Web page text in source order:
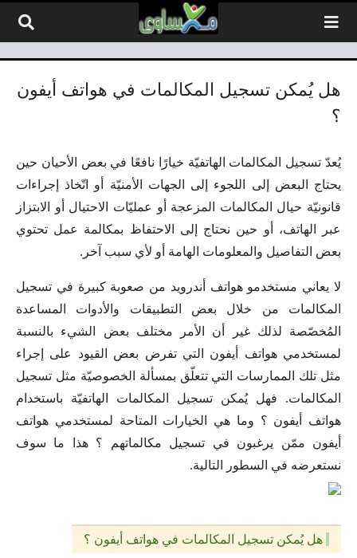
هل يُمكن تسجيل المكالمات في هواتف أيفون
؟
يُعدّ تسجيل المكالمات الهاتفيّة خيارًا نافعًا في بعض الأحيان حين
يحتاج البعض إلى اللجوء إلى الجهات الأمنيّة أو اتّخاذ إجراءات
قانونيّة حيال المكالمات المزعجة أو عمليّات الاحتيال أو الابتزاز
عبر الهاتف، أو حين نحتاج إلى الاحتفاظ بمكالمة عمل تحتوي
بعض التفاصيل والمعلومات الهامة أو لأي سبب آخر.
لا يعاني مستخدمو هواتف أندرويد من صعوبة كبيرة في تسجيل
المكالمات من خلال بعض التطبيقات والأدوات المساعدة
المُخصّصة لذلك غير أن الأمر مختلف بعض الشيء بالنسبة
لمستخدمي هواتف أيفون التي تفرض بعض القيود على إجراء
مثل تلك الممارسات التي تتعلّق بمسألة الخصوصيّة مثل تسجيل
المكالمات. فهل يُمكن تسجيل المكالمات الهاتفيّة باستخدام
هواتف أيفون ؟ وما هي الخيارات المتاحة لمستخدمي هواتف
أيفون ممّن يرغبون في تسجيل مكالماتهم ؟ هذا ما سوف
نستعرضه في السطور التالية.
هل يُمكن تسجيل المكالمات في هواتف أيفون ؟